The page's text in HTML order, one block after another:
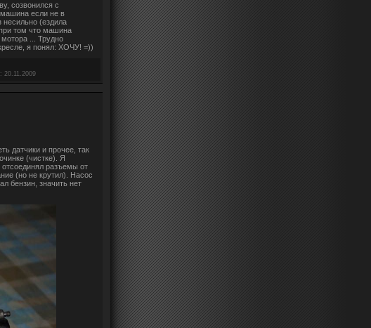
созвонился с
если не в
несильно (ездила
том что машина
... Трудно
я понял: ХОЧУ! =))
20.11.2009
датчики и прочее, так
(чистке). Я
разъемы от
(но не крутил). Насос
бензин, значить нет